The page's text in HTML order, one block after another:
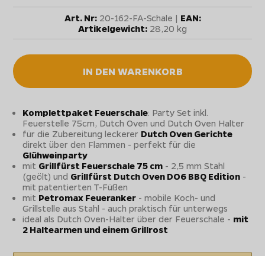
Art. Nr:20-162-FA-Schale | EAN:
Artikelgewicht: 28,20 kg
IN DEN WARENKORB
Komplettpaket Feuerschale: Party Set inkl.
Feuerstelle 75cm, Dutch Oven und Dutch Oven Halter
für die Zubereitung leckerer Dutch Oven Gerichte
direkt über den Flammen - perfekt für die
Glühweinparty
mit Grillfürst Feuerschale 75 cm - 2,5 mm Stahl
(geölt) und Grillfürst Dutch Oven DO6 BBQ Edition -
mit patentierten T-Füßen
mit Petromax Feueranker - mobile Koch- und
Grillstelle aus Stahl - auch praktisch für unterwegs
ideal als Dutch Oven-Halter über der Feuerschale - mit
2 Haltearmen und einem Grillrost